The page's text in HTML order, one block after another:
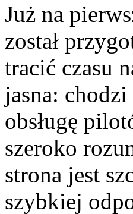
Już na
został
tracić czasu
jasna:
obsługę
szeroko
strona jest
szybkiej